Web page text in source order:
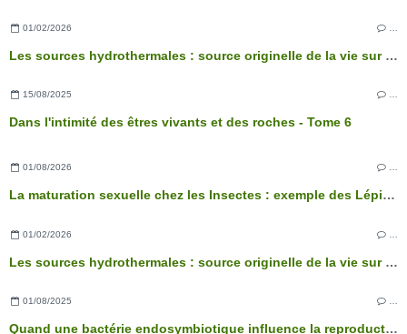
01/02/2026
Les sources hydrothermales : source originelle de la vie sur Terre ?
15/08/2025 …
Dans l'intimité des êtres vivants et des roches - Tome 6
01/08/2026
La maturation sexuelle chez les Insectes : exemple des Lépidoptères
01/02/2026
Les sources hydrothermales : source originelle de la vie sur Terre ?
01/08/2025
Quand une bactérie endosymbiotique influence la reproduction des Arthropodes